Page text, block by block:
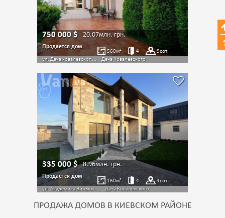
750 000$ 20.07млн.грн.
560м² 4 9сот.
Продается дом
ул. Дача ковалевског..., Дача Ковалевского
335 000$ 8.96млн. грн.
160м² 4 4сот.
Продается дом
ул. Академика Вильям..., Дача Ковалевского
ПРОДАЖА ДОМОВ В КИЕВСКОМ РАЙОНЕ